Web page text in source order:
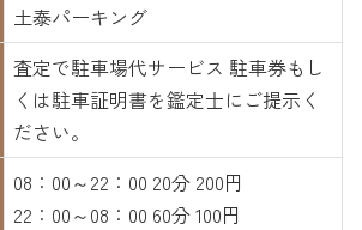
土泰パーキング
査定で駐車場代サービス 駐車券もし
くは駐車証明書を鑑定士にご提示く
ださい。
08：00～22：00 20分 200円
22：00～08：00 60分 100円